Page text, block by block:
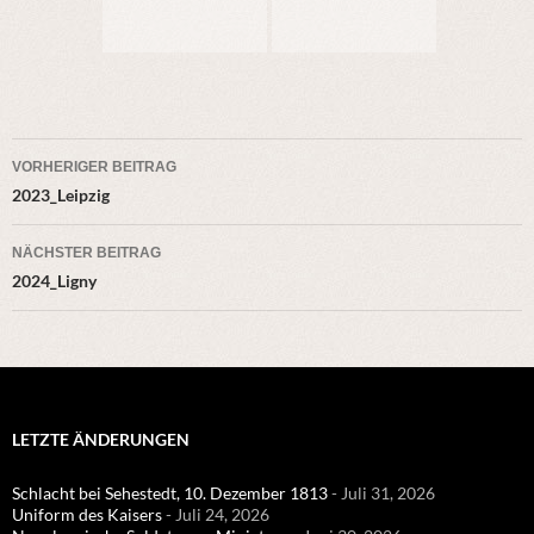
Beitragsnavigation
VORHERIGER BEITRAG
2023_Leipzig
NÄCHSTER BEITRAG
2024_Ligny
LETZTE ÄNDERUNGEN
Schlacht bei Sehestedt, 10. Dezember 1813- Juli 31, 2026
Uniform des Kaisers- Juli 24, 2026